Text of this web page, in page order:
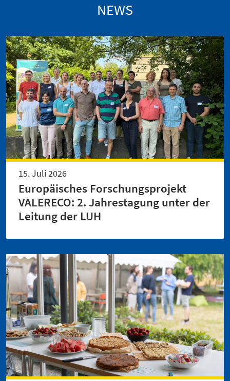
NEWS
15. Juli 2026
Europäisches Forschungsprojekt
VALERECO: 2. Jahrestagung unter der
Leitung der LUH